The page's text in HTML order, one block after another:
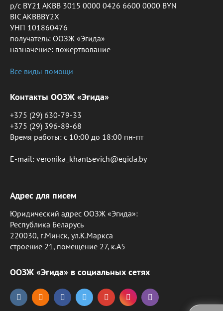
р/с BY21 AKBB 3015 0000 0426 6600 0000 BYN
BIC AKBBBY2X
УНП 101860476
получатель: ООЗЖ «Эгида»
назначение: пожертвование
Все виды помощи
Контакты ООЗЖ «Эгида»
+375 (29) 630-79-33
+375 (29) 396-89-68
Время работы: c 10:00 до 18:00 пн-пт
E-mail: veronika_khantsevich@egida.by
Адрес для писем
Юридический адрес ООЗЖ «Эгида»:
Республика Беларусь
220030, г.Минск, ул.К.Маркса
строение 21, помещение 27, к.А5
ООЗЖ «Эгида» в социальных сетях